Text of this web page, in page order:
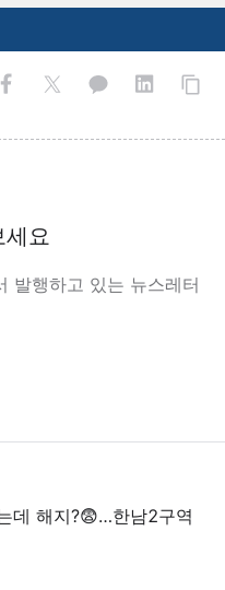
세요
발행하고 있는 뉴스레터
데 해지?😨…한남2구역